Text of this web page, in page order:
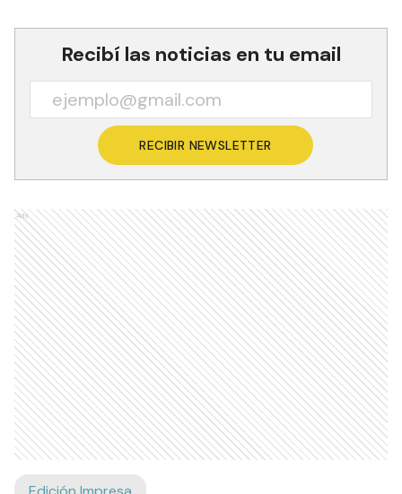
Recibí las noticias en tu email
RECIBIR NEWSLETTER
Ads